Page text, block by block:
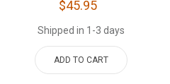
$45.95
Shipped in 1-3 days
ADD TO CART